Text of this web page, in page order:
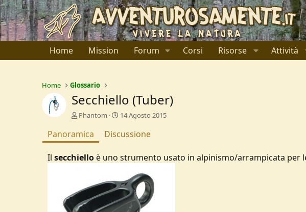
Home Mission Forum Corsi Risorse Attività
Home Glossario
Secchiello (Tuber)
A
t
o
e
Phantom
C
e
i
n
d
a
t
14 Agosto 2015
Panoramica Discussione
Il secchielloè uno strumento usato in alpinismo/arrampicata per